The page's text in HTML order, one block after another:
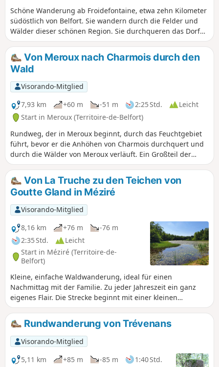
einfach nur für Momente der Entspannung in der Natur.
Eine leicht zugängliche Route voller Entdeckungen, die zu
jeder Jahreszeit ein unvergessliches Erlebnis verspricht.
Schöne Wanderung ab Froidefontaine, etwa zehn Kilometer
südöstlich von Belfort. Sie wandern durch die Felder und
Wälder dieser schönen Region. Sie durchqueren das Dorf
Recouvrance und lesen die zahlreichen Maximen, die auf
schönen Schiefertafeln geschrieben stehen.
Von Meroux nach Charmois durch den
Wald
Visorando-Mitglied
7,93 km
+60 m -51 m 2:25 Std.
Leicht
Start in Meroux (Territoire-de-Belfort)
Rundweg, der in Meroux beginnt, durch das Feuchtgebiet
führt, bevor er die Anhöhen von Charmois durchquert und
durch die Wälder von Meroux verläuft. Ein Großteil der
Strecke verläuft auf einem Kiesweg. Hauptsächlich flach,
keine Schwierigkeiten.
Von La Truche zu den Teichen von
Goutte Gland in Méziré
Visorando-Mitglied
8,16 km
+76 m
-76 m
2:35 Std.
Leicht
Start in Méziré (Territoire-de-
Belfort)
Kleine, einfache Waldwanderung, ideal für einen
Nachmittag mit der Familie. Zu jeder Jahreszeit ein ganz
eigenes Flair. Die Strecke beginnt mit einer kleinen
Entdeckungsrunde auf dem „Sentier de la Grosse Ragie“,
auf der Sie die Baumarten und Tiere unserer Wälder
entdecken oder wiederentdecken können. Anschließend
führt sie Sie auf einen Abschnitt des Jakobswegs am Rande
hübscher kleiner Teiche entlang, bevor Sie auf den „Sentier
des bornes du pays de Montbéliard“ gelangen.
Rundwanderung von Trévenans
Visorando-Mitglied
5,11 km
+85 m -85 m
1:40 Std.